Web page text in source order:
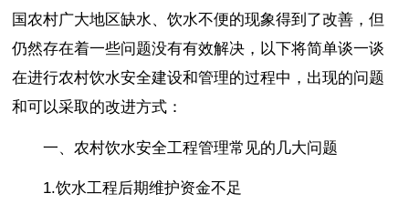
国农村广大地区缺水、饮水不便的现象得到了改善，但
仍然存在着一些问题没有有效解决，以下将简单谈一谈
在进行农村饮水安全建设和管理的过程中，出现的问题
和可以采取的改进方式：
一、农村饮水安全工程管理常见的几大问题
1.饮水工程后期维护资金不足